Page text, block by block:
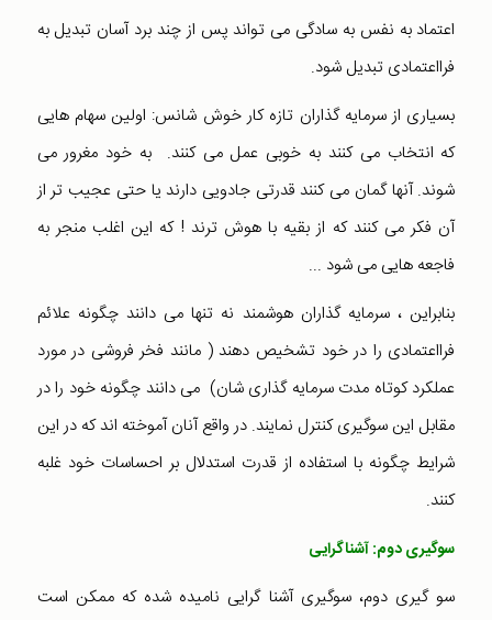
اعتماد به نفس به سادگی می تواند پس از چند برد آسان تبدیل به
فرااعتمادی تبدیل شود.
بسیاری از سرمایه گذاران تازه کار خوش شانس: اولین سهام هایی
که انتخاب می کنند به خوبی عمل می کنند. به خود مغرور می
شوند. آنها گمان می کنند قدرتی جادویی دارند یا حتی عجیب تر از
آن فکر می کنند که از بقیه با هوش ترند ! که این اغلب منجر به
فاجعه هایی می شود ...
بنابراین ، سرمایه گذاران هوشمند نه تنها می دانند چگونه علائم
فرااعتمادی را در خود تشخیص دهند ( مانند فخر فروشی در مورد
عملکرد کوتاه مدت سرمایه گذاری شان) می دانند چگونه خود را در
مقابل این سوگیری کنترل نمایند. در واقع آنان آموخته اند که در این
شرایط چگونه با استفاده از قدرت استدلال بر احساسات خود غلبه
کنند.
سوگیری دوم: آشناگرایی
سو گیری دوم، سوگیری آشنا گرایی نامیده شده که ممکن است